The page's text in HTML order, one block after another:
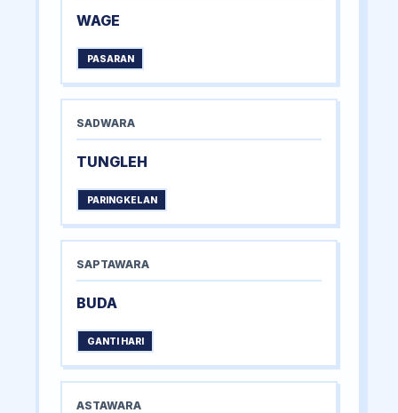
WAGE
PASARAN
SADWARA
TUNGLEH
PARINGKELAN
SAPTAWARA
BUDA
GANTI HARI
ASTAWARA